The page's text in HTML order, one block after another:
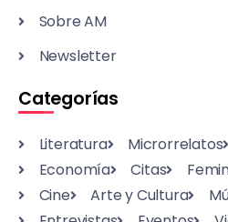
Sobre AM
Newsletter
Categorías
Literatura Microrrelatos
Economía
Citas
Cine
Arte y Cultura